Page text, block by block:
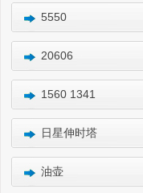
5550
20606
1560 1341
日星伸时塔
油壶